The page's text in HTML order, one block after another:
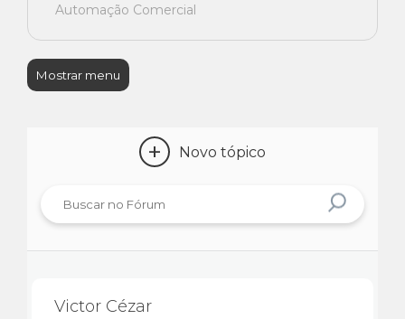
Automação Comercial
Mostrar menu
+ Novo tópico
Victor Cézar